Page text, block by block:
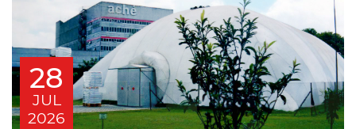
28
JUL
2026